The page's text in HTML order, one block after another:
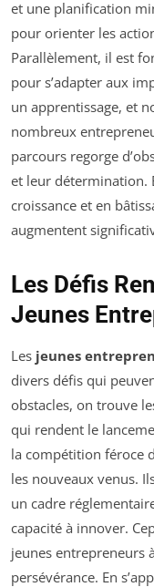
et une planification
pour orienter les
Parallèlement, il est
pour s’adapter aux
un apprentissage, et
nombreux
parcours regorge
et leur détermination.
croissance et en
augmentent
Les Défis
Jeunes
Les jeunes
divers défis qui
obstacles, on trouve
qui rendent le
la compétition féroce
les nouveaux venus.
un cadre
capacité à innover.
jeunes entrepreneurs
persévérance. En